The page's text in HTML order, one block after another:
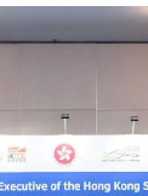
旬司機毒駕
台如何破局
智能創新合
八千宗 近五